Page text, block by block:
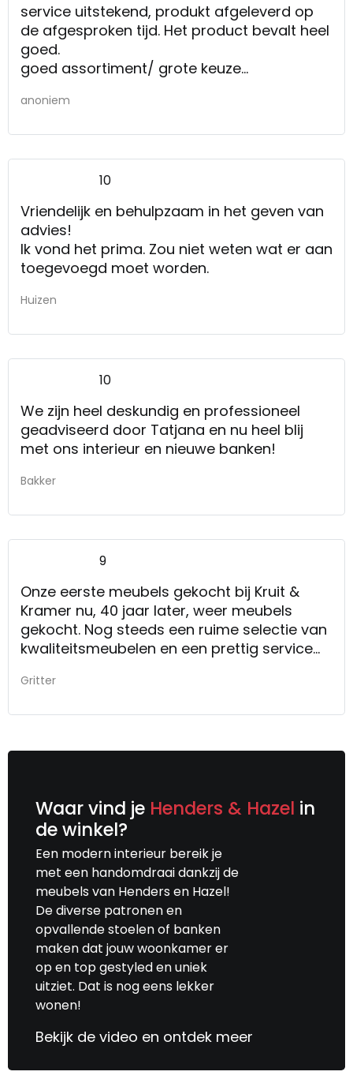
service uitstekend, produkt afgeleverd op
de afgesproken tijd. Het product bevalt heel
goed.
goed assortiment/ grote keuze
anoniem
10
Vriendelijk en behulpzaam in het geven van
advies!
Ik vond het prima. Zou niet weten wat er aan
toegevoegd moet worden.
Huizen
10
We zijn heel deskundig en professioneel
geadviseerd door Tatjana en nu heel blij
met ons interieur en nieuwe banken!
Bakker
9
Onze eerste meubels gekocht bij Kruit &
Kramer nu, 40 jaar later, weer meubels
gekocht. Nog steeds een ruime selectie van
kwaliteitsmeubelen en een prettig service
Gritter
Waar vind je Henders & Hazel in
de winkel?
Een modern interieur bereik je
met een handomdraai dankzij de
meubels van Henders en Hazel!
De diverse patronen en
opvallende stoelen of banken
maken dat jouw woonkamer er
op en top gestyled en uniek
uitziet. Dat is nog eens lekker
wonen!
Bekijk de video en ontdek meer